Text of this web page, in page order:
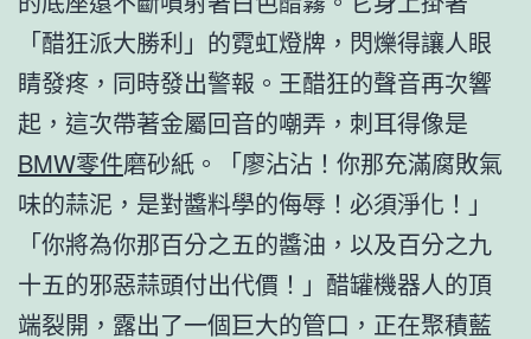
「醋狂派大勝利」的霓虹燈牌，閃爍得讓人眼
睛發疼，同時發出警報。王醋狂的聲音再次響
起，這次帶著金屬回音的嘲弄，刺耳得像是
BMW零件磨砂紙。「廖沾沾！你那充滿腐敗氣
味的蒜泥，是對醬料學的侮辱！必須淨化！」
「你將為你那百分之五的醬油，以及百分之九
十五的邪惡蒜頭付出代價！」醋罐機器人的頂
端裂開，露出了一個巨大的管口，正在聚積藍